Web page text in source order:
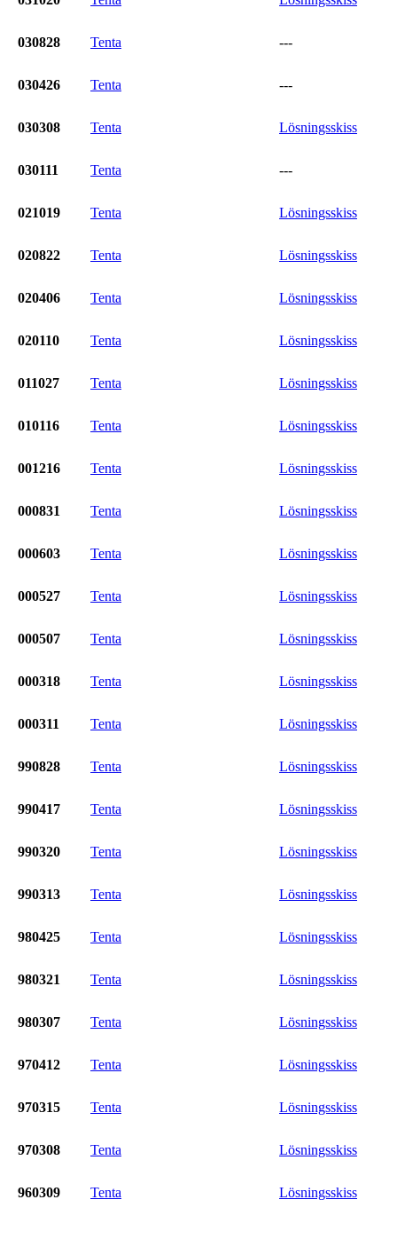
030828 Tenta ---
030426 Tenta ---
030308 Tenta Lösningsskiss
030111 Tenta ---
021019 Tenta Lösningsskiss
020822 Tenta Lösningsskiss
020406 Tenta Lösningsskiss
020110 Tenta Lösningsskiss
011027 Tenta Lösningsskiss
010116 Tenta Lösningsskiss
001216 Tenta Lösningsskiss
000831 Tenta Lösningsskiss
000603 Tenta Lösningsskiss
000527 Tenta Lösningsskiss
000507 Tenta Lösningsskiss
000318 Tenta Lösningsskiss
000311 Tenta Lösningsskiss
990828 Tenta Lösningsskiss
990417 Tenta Lösningsskiss
990320 Tenta Lösningsskiss
990313 Tenta Lösningsskiss
980425 Tenta Lösningsskiss
980321 Tenta Lösningsskiss
980307 Tenta Lösningsskiss
970412 Tenta Lösningsskiss
970315 Tenta Lösningsskiss
970308 Tenta Lösningsskiss
960309 Tenta Lösningsskiss